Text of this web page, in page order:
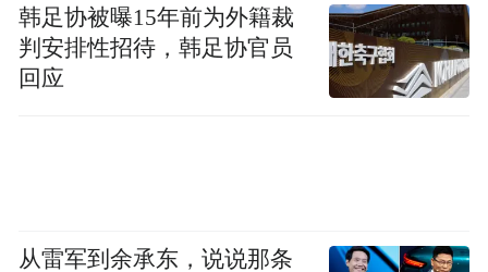
“特别声明：以上作品内容(包括在内的视频、图片或音
频)为凤凰网旗下自媒体平台“大风号”用户上传并发
布，本平台仅提供信息存储空间服务。
韩足协被曝15年前为外籍裁
判安排性招待，韩足协官员
回应
从雷军到余承东，说说那条